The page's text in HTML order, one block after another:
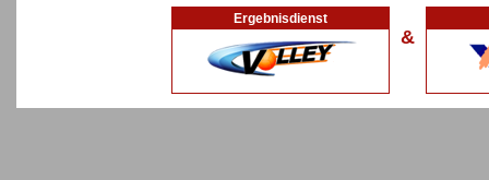
Ergebnisdienst
&